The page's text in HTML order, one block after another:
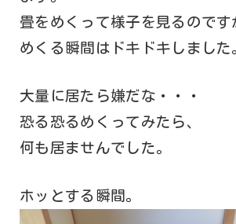
畳をめくって様子を見るのです
めくる瞬間はドキドキしました
大量に居たら嫌だな・・・
恐る恐るめくってみたら、
何も居ませんでした。
ホッとする瞬間。